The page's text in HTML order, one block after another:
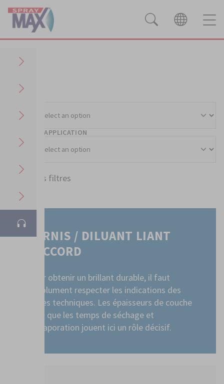
SURFACE D'APPLICATION
Effacer les filtres
VERNIS / DILUANT LIANT
RACCORD
Pour obtenir un brillant durable, il faut
absolument respecter les indications des
fiches techniques. Les épaisseurs de couche
ainsi que les temps de séchage et
d'évaporation jouent ici un rôle décisif.